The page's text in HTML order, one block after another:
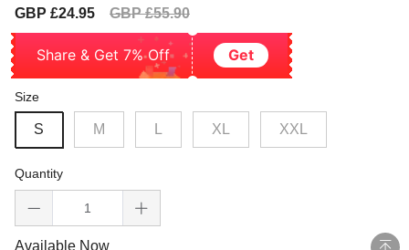
Sale
GBP £24.95
Regular
GBP £55.90
Share & Get 7% Off Get
Size
S M XL XXL
Quantity
Available Now